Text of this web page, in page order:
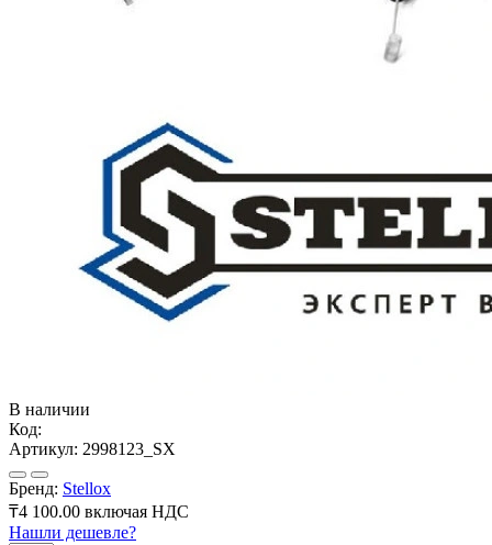
В наличии
Код:
Артикул: 2998123_SX
Бренд: Stellox
₸4 100.00 включая НДС
Нашли дешевле?